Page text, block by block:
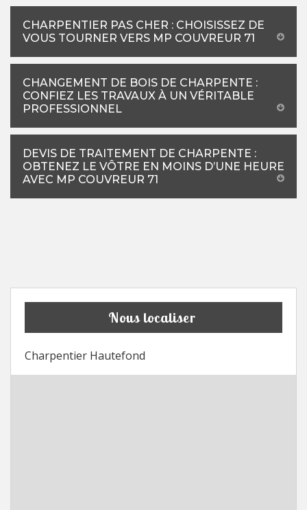
CHARPENTIER PAS CHER : CHOISISSEZ DE
VOUS TOURNER VERS MP COUVREUR 71
CHANGEMENT DE BOIS DE CHARPENTE :
CONFIEZ LES TRAVAUX À UN VÉRITABLE
PROFESSIONNEL
DEVIS DE TRAITEMENT DE CHARPENTE :
OBTENEZ LE VÔTRE EN MOINS D’UNE HEURE
AVEC MP COUVREUR 71
Nous localiser
Charpentier Hautefond